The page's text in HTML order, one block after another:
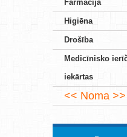
Farmācija
Higiēna
Drošība
Medicīnisko
iekārtas
Noma